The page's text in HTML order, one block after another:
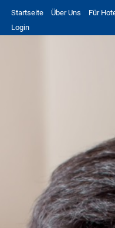
Startseite Über Uns Für
Login